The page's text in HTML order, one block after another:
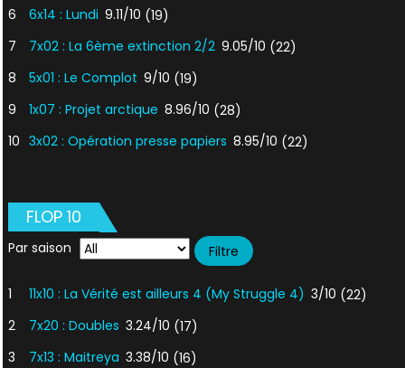
6
6x14 : Lundi 9.11/10 (19)
7
7x02 : La 6ème extinction 2/2 9.05/10 (22)
8
5x01 : Le Complot 9/10 (19)
9
1x07 : Projet arctique 8.96/10 (28)
10 3x02 : Opération presse papiers 8.95/10 (22)
FLOP 10
Par saison
1 11x10 : La Vérité est ailleurs 4 (My Struggle 4) 3/10 (22)
2
7x20 : Doubles 3.24/10 (17)
3
7x13 : Maitreya 3.38/10 (16)